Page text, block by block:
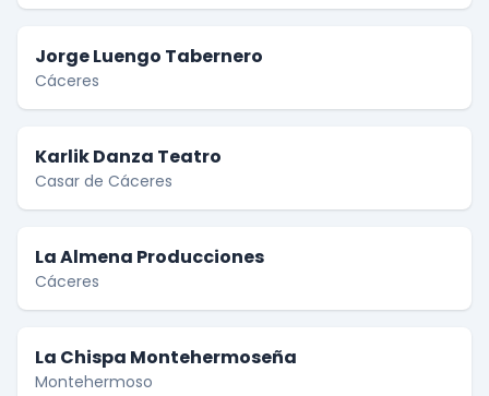
Jorge Luengo Tabernero
Cáceres
Karlik Danza Teatro
Casar de Cáceres
La Almena Producciones
Cáceres
La Chispa Montehermoseña
Montehermoso